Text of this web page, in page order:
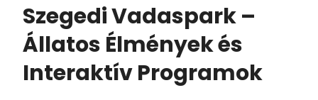
Szegedi Vadaspark –
Állatos Élmények és
Interaktív Programok